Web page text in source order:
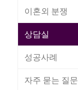
이혼외 분쟁
상담실
성공사례
자주 묻는 질문